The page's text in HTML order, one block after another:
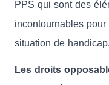
PPS qui sont des
incontournables
situation de handicap.
Les droits